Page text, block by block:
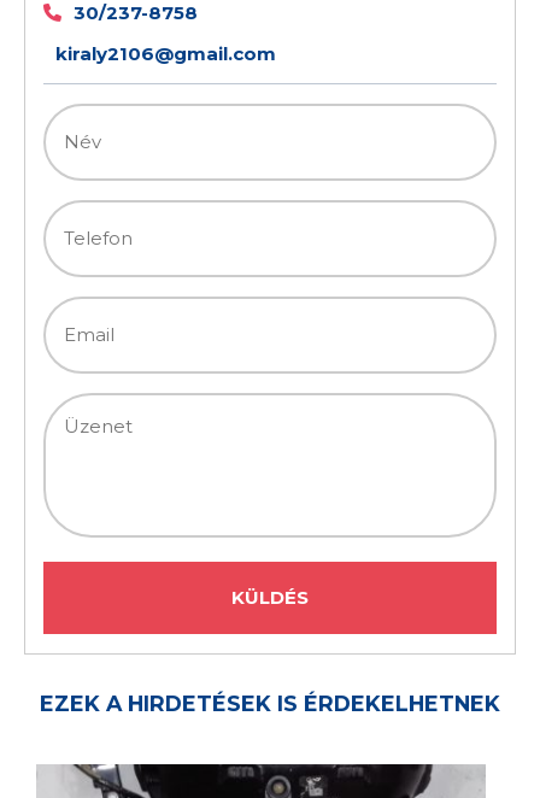
30/237-8758
kiraly2106@gmail.com
EZEK A HIRDETÉSEK IS ÉRDEKELHETNEK